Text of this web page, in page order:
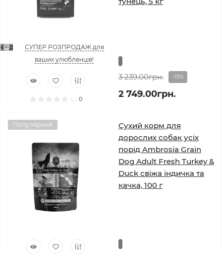
0
СУПЕР РОЗПРОДАЖ для
ваших улюбленців!
3 239.00грн. -15%
2 749.00грн.
Популярний
Сухий корм для
дорослих собак усіх
порід Ambrosia Grain
Dog Adult Fresh Turkey &
Duck свіжа індичка та
качка, 100 г